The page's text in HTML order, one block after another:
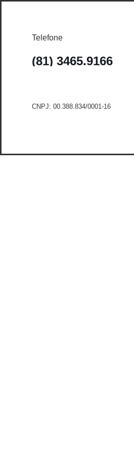
Telefone
(81) 3465.9166
CNPJ: 00.388.834/0001-16